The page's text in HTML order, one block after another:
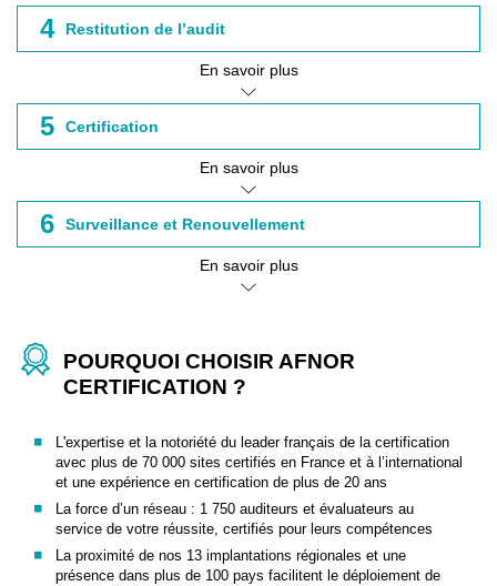
4 Restitution de l’audit
En savoir plus
5 Certification
En savoir plus
6 Surveillance et Renouvellement
En savoir plus
POURQUOI CHOISIR AFNOR
CERTIFICATION ?
L'expertise et la notoriété du leader français de la certification
avec plus de 70 000 sites certifiés en France et à l’international
et une expérience en certification de plus de 20 ans
La force d’un réseau : 1 750 auditeurs et évaluateurs au
service de votre réussite, certifiés pour leurs compétences
La proximité de nos 13 implantations régionales et une
présence dans plus de 100 pays facilitent le déploiement de